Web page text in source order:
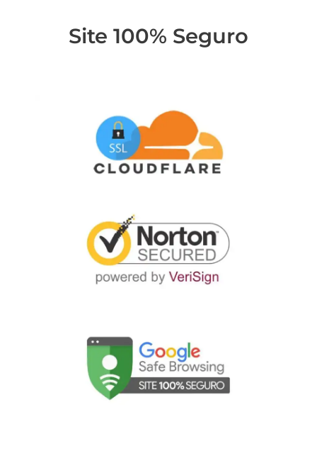
Site 100% Seguro